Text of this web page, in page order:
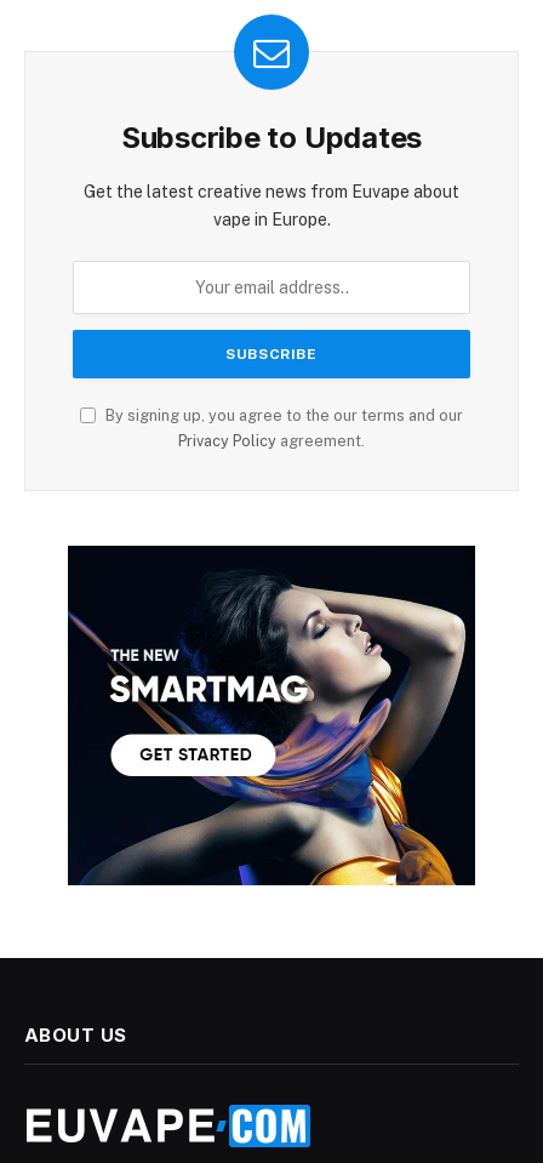
Subscribe to Updates
Get the latest creative news from Euvape about
vape in Europe.
By signing up, you agree to the our terms and our
Privacy Policy agreement.
ABOUT US